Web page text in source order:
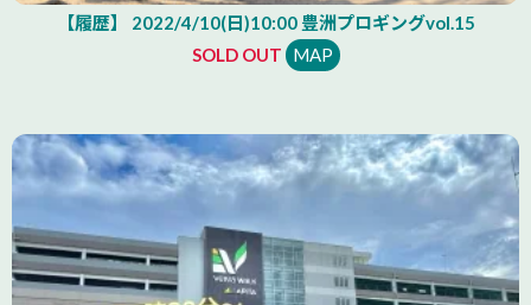
【履歴】 2022/4/10(日)10:00 豊洲プロギングvol.15
SOLD OUT
MAP